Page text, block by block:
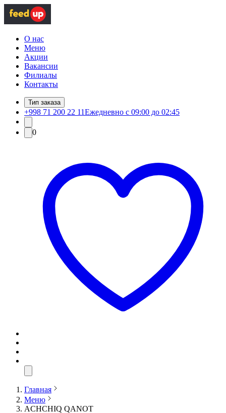
О нас
Меню
Акции
Вакансии
Филиалы
Контакты
Тип заказа
+998 71 200 22 11Ежедневно с 09:00 до 02:45
0
Главная
Меню
ACHCHIQ QANOT